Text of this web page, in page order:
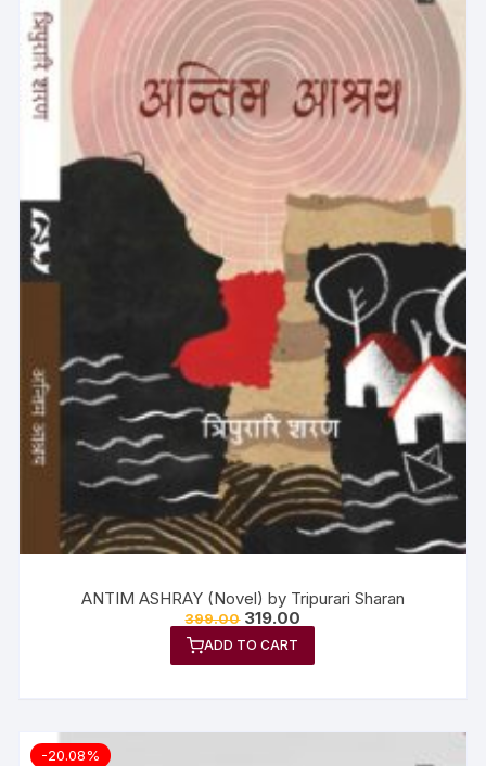
ANTIM ASHRAY (Novel) by Tripurari Sharan
399.00 319.00
ADD TO CART
-20.08%